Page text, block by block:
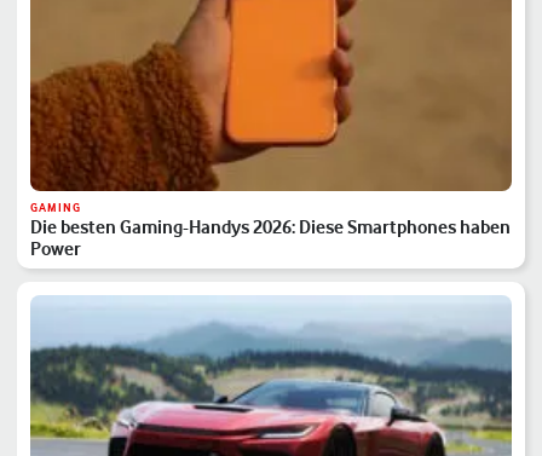
GAMING
Die besten Gaming-Handys 2026: Diese Smartphones haben
Power